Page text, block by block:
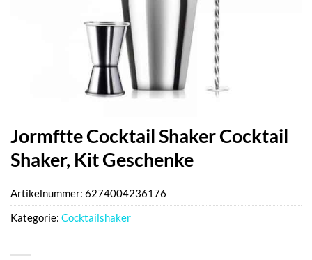
Jormftte Cocktail Shaker Cocktail
Shaker, Kit Geschenke
Artikelnummer: 6274004236176
Kategorie: Cocktailshaker